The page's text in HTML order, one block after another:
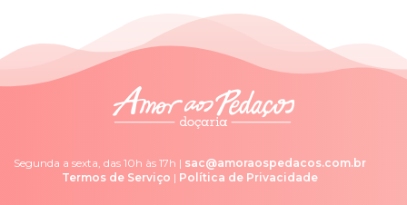
Segunda a sexta, das 10h às 17h | sac@amoraospedacos.com.br
Termos de Serviço | Política de Privacidade